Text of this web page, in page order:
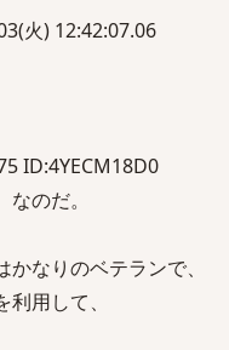
火) 12:42:07.06
ID:4YECM18D0
のだ。
なりのベテランで、
用して、